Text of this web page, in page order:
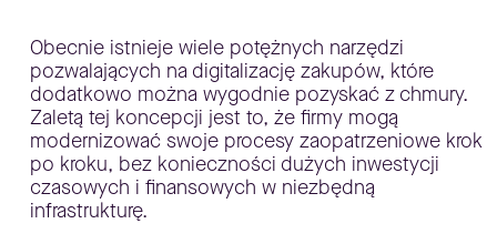
Obecnie istnieje wiele potężnych narzędzi
pozwalających na digitalizację zakupów, które
dodatkowo można wygodnie pozyskać z chmury.
Zaletą tej koncepcji jest to, że firmy mogą
modernizować swoje procesy zaopatrzeniowe krok
po kroku, bez konieczności dużych inwestycji
czasowych i finansowych w niezbędną
infrastrukturę.